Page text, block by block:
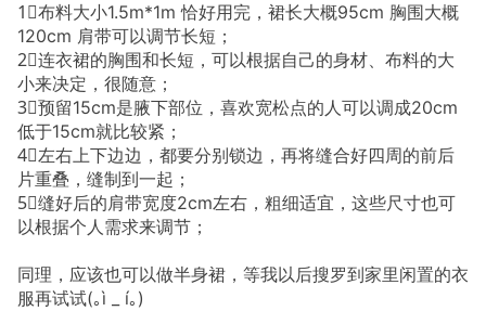
1⃣️布料大小1.5m*1m 恰好用完，裙长大概95cm 胸围大概
120cm 肩带可以调节长短；
2⃣️连衣裙的胸围和长短，可以根据自己的身材、布料的大
小来决定，很随意；
3⃣️预留15cm是腋下部位，喜欢宽松点的人可以调成20cm
低于15cm就比较紧；
4⃣️左右上下边边，都要分别锁边，再将缝合好四周的前后
片重叠，缝制到一起；
5⃣️缝好后的肩带宽度2cm左右，粗细适宜，这些尺寸也可
以根据个人需求来调节；
同理，应该也可以做半身裙，等我以后搜罗到家里闲置的衣
服再试试(｡ì _ í｡)